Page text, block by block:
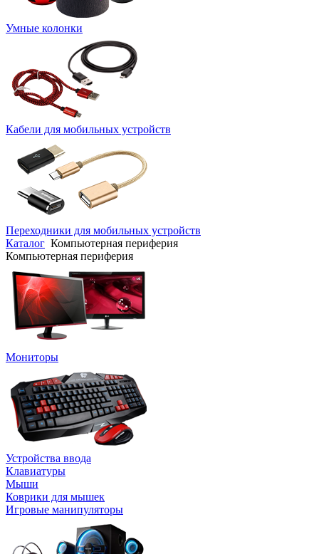
Умные колонки
Кабели для мобильных устройств
Переходники для мобильных устройств
Каталог Компьютерная периферия
Компьютерная периферия
Мониторы
Устройства ввода
Клавиатуры
Мыши
Коврики для мышек
Игровые манипуляторы